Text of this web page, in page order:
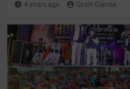
4 years ago Girish Gairola